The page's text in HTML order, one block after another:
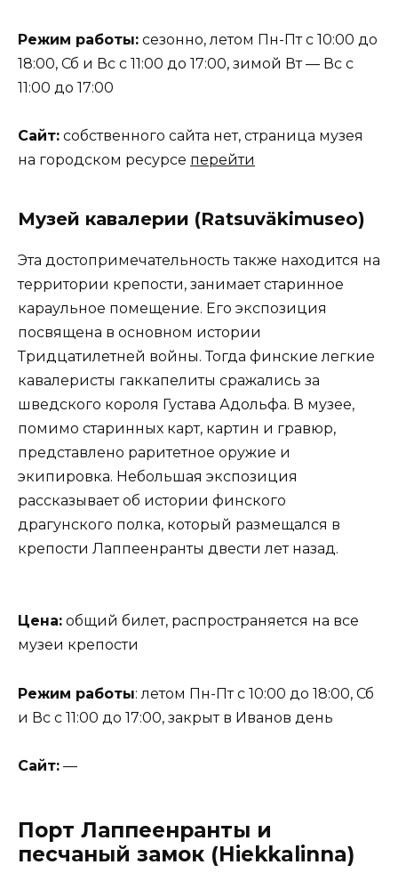
Режим работы: сезонно, летом Пн-Пт с 10:00 до
18:00, Сб и Вс с 11:00 до 17:00, зимой Вт — Вс с
11:00 до 17:00
Сайт: собственного сайта нет, страница музея
на городском ресурсе перейти
Музей кавалерии (Ratsuväkimuseo)
Эта достопримечательность также находится на
территории крепости, занимает старинное
караульное помещение. Его экспозиция
посвящена в основном истории
Тридцатилетней войны. Тогда финские легкие
кавалеристы гаккапелиты сражались за
шведского короля Густава Адольфа. В музее,
помимо старинных карт, картин и гравюр,
представлено раритетное оружие и
экипировка. Небольшая экспозиция
рассказывает об истории финского
драгунского полка, который размещался в
крепости Лаппеенранты двести лет назад.
Цена: общий билет, распространяется на все
музеи крепости
Режим работы: летом Пн-Пт с 10:00 до 18:00, Сб
и Вс с 11:00 до 17:00, закрыт в Иванов день
Сайт: —
Порт Лаппеенранты и
песчаный замок (Hiekkalinna)